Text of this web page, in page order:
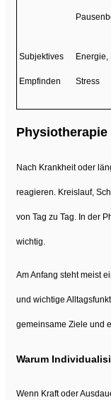
Subjektives
Empfinden
Energie,
Stress
Nach Krankheit oder
reagieren. Kreislauf,
von Tag zu Tag. In der
wichtig.
Am Anfang steht meist
und wichtige
gemeinsame Ziele und
Warum
Wenn Kraft oder